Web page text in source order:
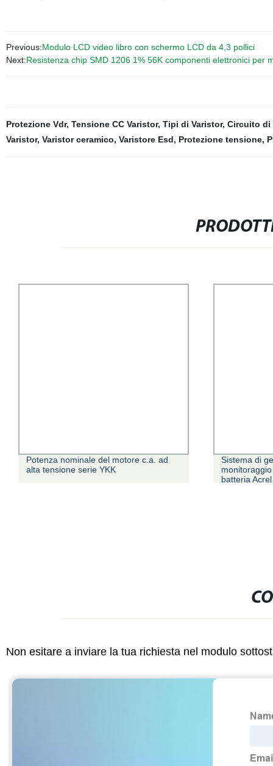
Previous:Modulo LCD video libro con schermo LCD da 4,3 pollici
Next:Resistenza chip SMD 1206 1% 56K componenti elettronici per
Protezione Vdr, Tensione CC Varistor, Tipi di Varistor, Circuito di
Varistor, Varistor ceramico, Varistore Esd, Protezione tensione,
Potenza nominale del motore c.a. ad
alta tensione serie YKK
Sistema di
batteria
Non esitare a inviare la tua richiesta nel modulo